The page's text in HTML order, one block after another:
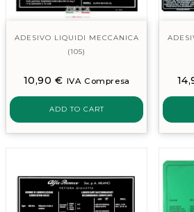
ADESIVO LIQUIDI MECCANICA
(105)
10,90€ IVA Compresa
ADD TO CART